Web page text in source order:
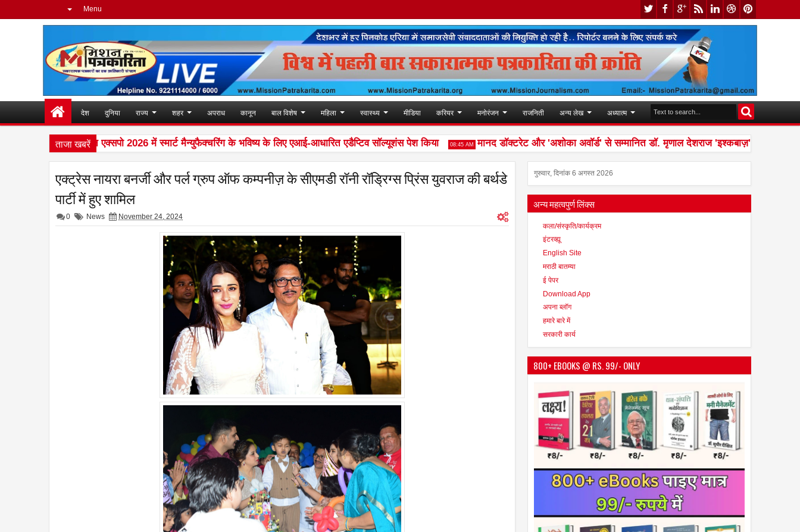
Menu
देश दुनिया राज्य शहर अपराध कानून बाल विशेष महिला स्वास्थ्य मीडिया करियर मनोरंजन राजनिती अन्य लेख अध्यात्म
ताजा खबरें
एक्सीलेंस ने ऑटोमेशन एक्सपो 2026 में स्मार्ट मैन्युफैक्चरिंग के भविष्य के लिए एआई-आधारित एडैप्टिव सॉल्यूशंस पेश किया 08:45 AM मानद डॉक्टरेट और 'अशोका अवॉर्ड' से सम्मानित डॉ. मृणाल देशराज 'इश्कबाज़' टीम को मानती है
एक्ट्रेस नायरा बनर्जी और पर्ल ग्रुप ऑफ कम्पनीज़ के सीएमडी रॉनी रॉड्रिग्स प्रिंस युवराज की बर्थडे
पार्टी में हुए शामिल
0 News November 24, 2024
गुरुवार, दिनांक 6 अगस्त 2026
अन्य महत्वपुर्ण लिंक्स
कला/संस्कृति/कार्यक्रम
इंटरव्ह्यू
English Site
मराठी बातम्या
ई पेपर
Download App
अपना ब्लॉग
हमारे बारे में
सरकारी कार्य
800+ EBOOKS @ RS. 99/- ONLY